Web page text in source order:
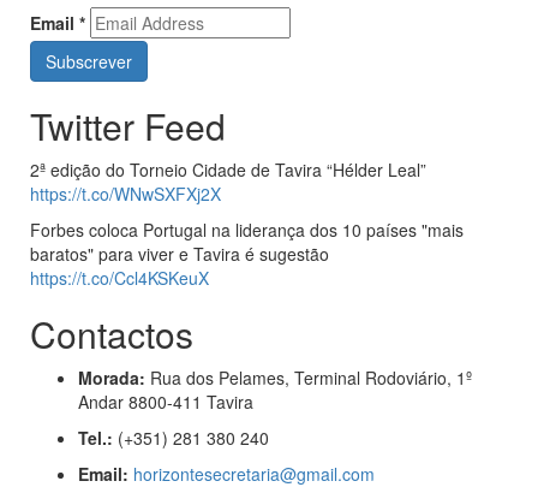
Email *
Twitter Feed
2ª edição do Torneio Cidade de Tavira “Hélder Leal”
https://t.co/WNwSXFXj2X
Forbes coloca Portugal na liderança dos 10 países "mais
baratos" para viver e Tavira é sugestão
https://t.co/Ccl4KSKeuX
Contactos
Morada: Rua dos Pelames, Terminal Rodoviário, 1º
Andar 8800-411 Tavira
Tel.: (+351) 281 380 240
Email: horizontesecretaria@gmail.com